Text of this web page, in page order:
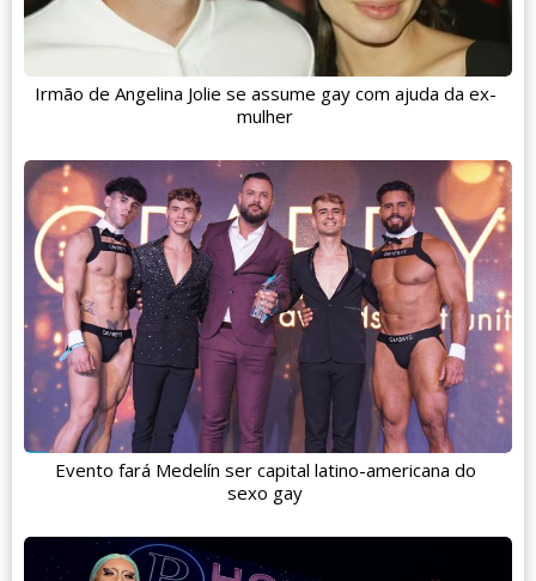
Irmão de Angelina Jolie se assume gay com ajuda da ex-
mulher
Evento fará Medelín ser capital latino-americana do
sexo gay